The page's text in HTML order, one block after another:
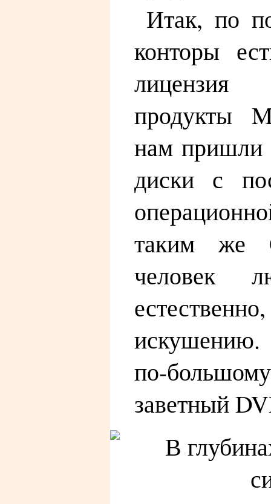
Итак, по
конторы
лицензия
продукты
нам пришли
диски с
таким же
человек
искушению.
по-
заветный